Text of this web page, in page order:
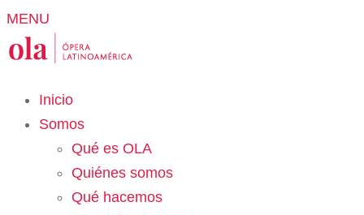
MENU
Inicio
Somos
Qué es OLA
Quiénes somos
Qué hacemos